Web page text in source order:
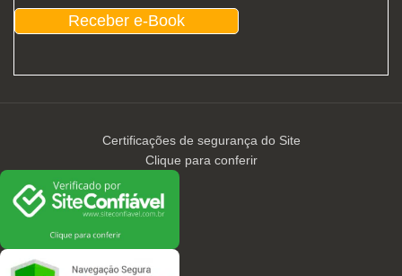
Receber e-Book
Certificações de segurança do Site
Clique para conferir